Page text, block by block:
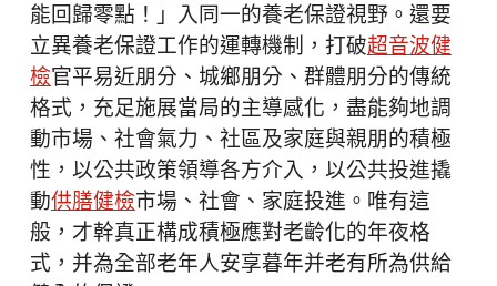
能回歸零點！」入同一的養老保證視野。還要
立異養老保證工作的運轉機制，打破超音波健
檢官平易近朋分、城鄉朋分、群體朋分的傳統
格式，充足施展當局的主導感化，盡能夠地調
動市場、社會氣力、社區及家庭與親朋的積極
性，以公共政策領導各方介入，以公共投進撬
動供膳健檢市場、社會、家庭投進。唯有這
般，才幹真正構成積極應對老齡化的年夜格
式，并為全部老年人安享暮年并老有所為供給